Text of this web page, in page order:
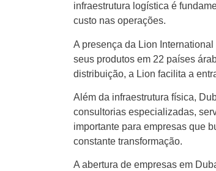
infraestrutura logística é
custo nas operações.
A presença da Lion
seus produtos em 22 países
distribuição, a Lion facilita a
Além da infraestrutura física,
consultorias especializadas,
importante para empresas que
constante transformação.
A abertura de empresas em